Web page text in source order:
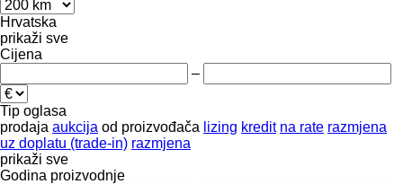
Hrvatska
prikaži sve
Cijena
–
Tip oglasa
prodaja aukcija od proizvođača lizing kredit na rate razmjena
uz doplatu (trade-in) razmjena
prikaži sve
Godina proizvodnje